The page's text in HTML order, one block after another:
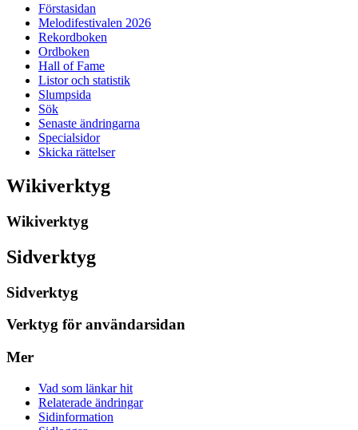
Förstasidan
Melodifestivalen 2026
Rekordboken
Ordboken
Hall of Fame
Listor och statistik
Slumpsida
Sök
Senaste ändringarna
Specialsidor
Skicka rättelser
Wikiverktyg
Wikiverktyg
Sidverktyg
Sidverktyg
Verktyg för användarsidan
Mer
Vad som länkar hit
Relaterade ändringar
Sidinformation